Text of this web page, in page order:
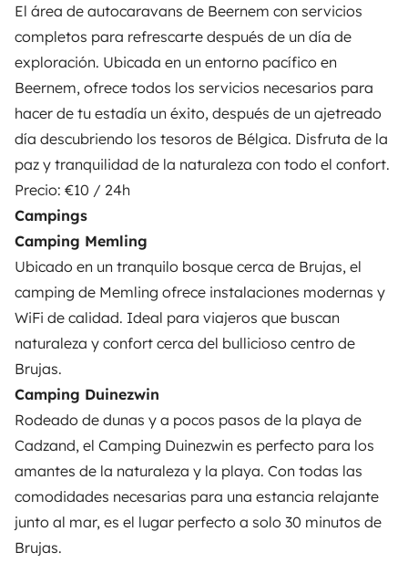
El área de autocaravans de Beernem con servicios
completos para refrescarte después de un día de
exploración. Ubicada en un entorno pacífico en
Beernem, ofrece todos los servicios necesarios para
hacer de tu estadía un éxito, después de un ajetreado
día descubriendo los tesoros de Bélgica. Disfruta de la
paz y tranquilidad de la naturaleza con todo el confort.
Precio: €10 / 24h
Campings
Camping Memling
Ubicado en un tranquilo bosque cerca de Brujas, el
camping de Memling ofrece instalaciones modernas y
WiFi de calidad. Ideal para viajeros que buscan
naturaleza y confort cerca del bullicioso centro de
Brujas.
Camping Duinezwin
Rodeado de dunas y a pocos pasos de la playa de
Cadzand, el Camping Duinezwin es perfecto para los
amantes de la naturaleza y la playa. Con todas las
comodidades necesarias para una estancia relajante
junto al mar, es el lugar perfecto a solo 30 minutos de
Brujas.